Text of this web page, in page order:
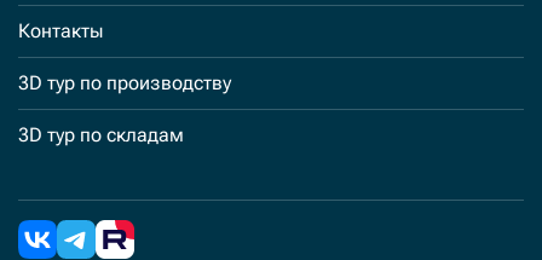
Контакты
3D тур по производству
3D тур по складам